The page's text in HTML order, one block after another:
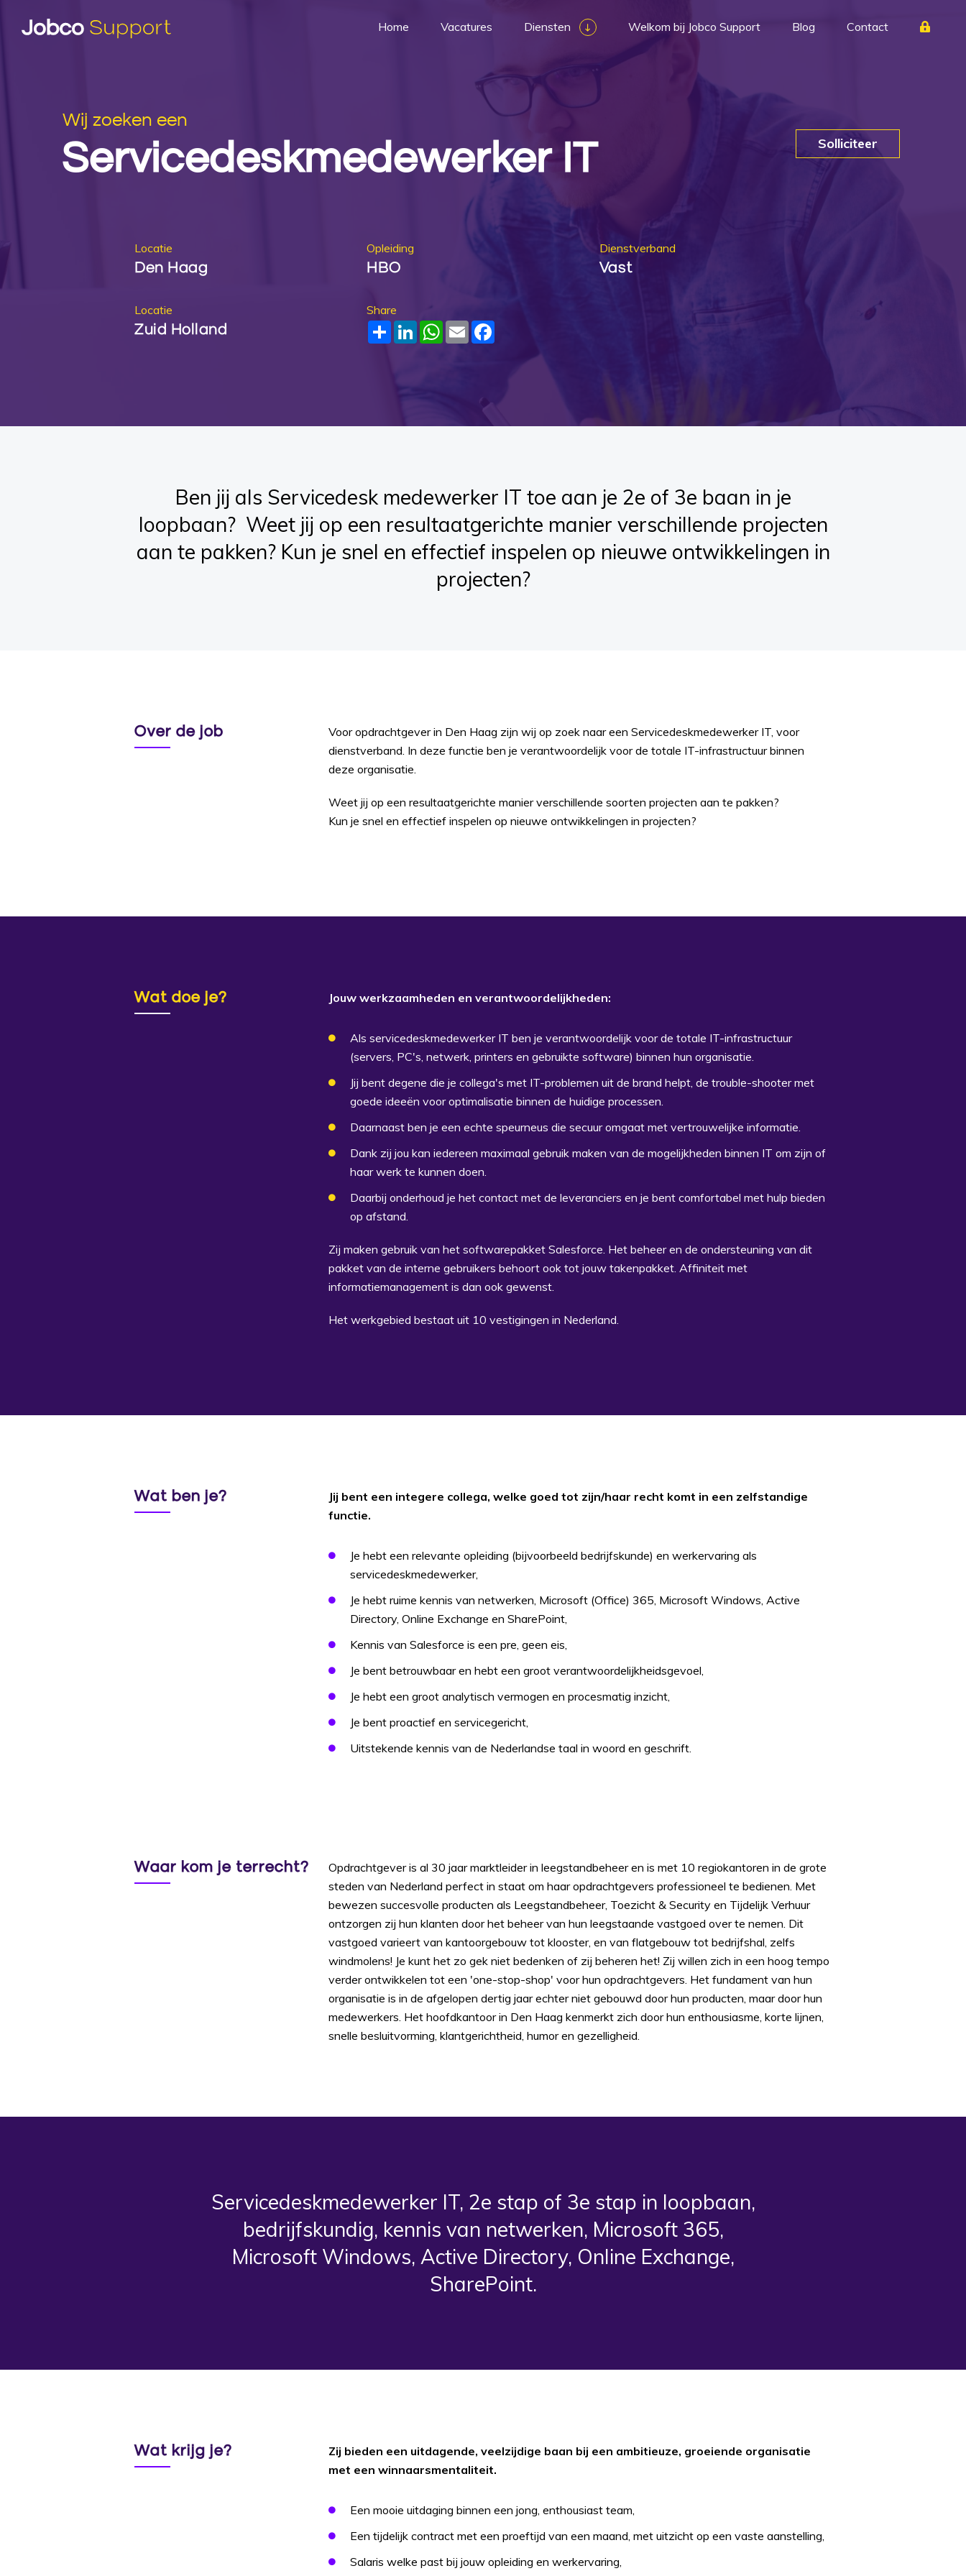
Home Vacatures Diensten Welkom bij Jobco Support Blog Contact
Wij zoeken een
Servicedeskmedewerker IT
Locatie
Den Haag
Opleiding
HBO
Dienstverband
Vast
Locatie
Zuid Holland
Share
ShareLinkedIn
WhatsApp
Email
Ben jij als Servicedesk medewerker IT toe aan je 2e of 3e baan in je
loopbaan? Weet jij op een resultaatgerichte manier verschillende projecten
aan te pakken? Kun je snel en effectief inspelen op nieuwe ontwikkelingen in
projecten?
Over de job
Voor opdrachtgever in Den Haag zijn wij op zoek naar een Servicedeskmedewerker IT, voor
dienstverband. In deze functie ben je verantwoordelijk voor de totale IT-infrastructuur binnen
deze organisatie.
Weet jij op een resultaatgerichte manier verschillende soorten projecten aan te pakken?
Kun je snel en effectief inspelen op nieuwe ontwikkelingen in projecten?
Wat doe je? Jouw werkzaamheden en verantwoordelijkheden:
Als servicedeskmedewerker IT ben je verantwoordelijk voor de totale IT-infrastructuur
(servers, PC's, netwerk, printers en gebruikte software) binnen hun organisatie.
Jij bent degene die je collega's met IT-problemen uit de brand helpt, de trouble-shooter met
goede ideeën voor optimalisatie binnen de huidige processen.
Daarnaast ben je een echte speurneus die secuur omgaat met vertrouwelijke informatie.
Dank zij jou kan iedereen maximaal gebruik maken van de mogelijkheden binnen IT om zijn of
haar werk te kunnen doen.
Daarbij onderhoud je het contact met de leveranciers en je bent comfortabel met hulp bieden
op afstand.
Zij maken gebruik van het softwarepakket Salesforce. Het beheer en de ondersteuning van dit
pakket van de interne gebruikers behoort ook tot jouw takenpakket. Affiniteit met
informatiemanagement is dan ook gewenst.
Het werkgebied bestaat uit 10 vestigingen in Nederland.
Wat ben je?
Jij bent een integere collega, welke goed tot zijn/haar recht komt in een zelfstandige
functie.
Je hebt een relevante opleiding (bijvoorbeeld bedrijfskunde) en werkervaring als
servicedeskmedewerker,
Je hebt ruime kennis van netwerken, Microsoft (Office) 365, Microsoft Windows, Active
Directory, Online Exchange en SharePoint,
Kennis van Salesforce is een pre, geen eis,
Je bent betrouwbaar en hebt een groot verantwoordelijkheidsgevoel,
Je hebt een groot analytisch vermogen en procesmatig inzicht,
Je bent proactief en servicegericht,
Uitstekende kennis van de Nederlandse taal in woord en geschrift.
Waar kom je terrecht?
Opdrachtgever is al 30 jaar marktleider in leegstandbeheer en is met 10 regiokantoren in de grote
steden van Nederland perfect in staat om haar opdrachtgevers professioneel te bedienen. Met
bewezen succesvolle producten als Leegstandbeheer, Toezicht & Security en Tijdelijk Verhuur
ontzorgen zij hun klanten door het beheer van hun leegstaande vastgoed over te nemen. Dit
vastgoed varieert van kantoorgebouw tot klooster, en van flatgebouw tot bedrijfshal, zelfs
windmolens! Je kunt het zo gek niet bedenken of zij beheren het! Zij willen zich in een hoog tempo
verder ontwikkelen tot een 'one-stop-shop' voor hun opdrachtgevers. Het fundament van hun
organisatie is in de afgelopen dertig jaar echter niet gebouwd door hun producten, maar door hun
medewerkers. Het hoofdkantoor in Den Haag kenmerkt zich door hun enthousiasme, korte lijnen,
snelle besluitvorming, klantgerichtheid, humor en gezelligheid.
Servicedeskmedewerker IT, 2e stap of 3e stap in loopbaan,
bedrijfskundig, kennis van netwerken, Microsoft 365,
Microsoft Windows, Active Directory, Online Exchange,
SharePoint.
Wat krijg je?
Zij bieden een uitdagende, veelzijdige baan bij een ambitieuze, groeiende organisatie
met een winnaarsmentaliteit.
Een mooie uitdaging binnen een jong, enthousiast team,
Een tijdelijk contract met een proeftijd van een maand, met uitzicht op een vaste aanstelling,
Salaris welke past bij jouw opleiding en werkervaring,